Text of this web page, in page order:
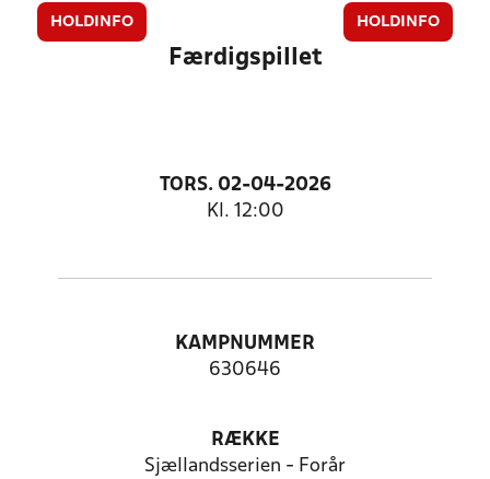
HOLDINFO HOLDINFO
Færdigspillet
TORS. 02-04-2026
Kl. 12:00
KAMPNUMMER
630646
RÆKKE
Sjællandsserien - Forår